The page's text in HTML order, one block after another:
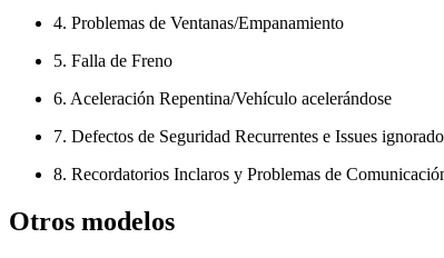
4. Problemas de Ventanas/Empanamiento
5. Falla de Freno
6. Aceleración Repentina/Vehículo acelerándose
7. Defectos de Seguridad Recurrentes e Issues
8. Recordatorios Inclaros y Problemas de
Otros modelos